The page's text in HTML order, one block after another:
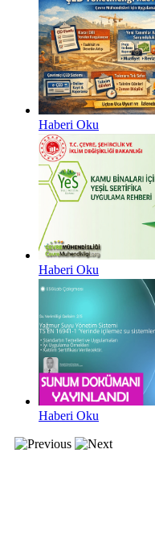
Haberi Oku
Haberi Oku
Haberi Oku